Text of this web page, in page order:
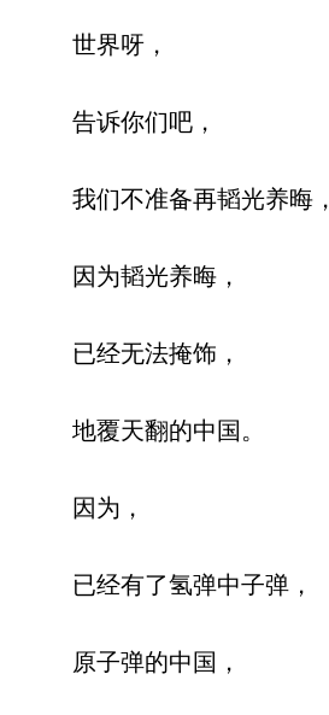
世界呀，
告诉你们吧，
我们不准备再韬光养晦，
因为韬光养晦，
已经无法掩饰，
地覆天翻的中国。
因为，
已经有了氢弹中子弹，
原子弹的中国，